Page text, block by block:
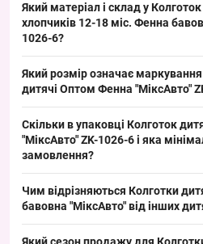
бавовна "МіксАвто" ZK-
це ходовий дитячий розмір 12–18
у весняно-осінній сезон, зручно
Який матеріал і склад у
хлопчиків 12-18 міс. Фенна
1026-6?
"МіксАвто"; це типовий для
стабільний попит у торгових
асортимент для оптових закупівель.
Який розмір означає
дитячі Оптом Фенна "МіксАвто"
підходить дітям близько 1–1,5
розмір закриває базовий попит у
асортименту.
Скільки в упаковці Колготок
"МіксАвто" ZK-1026-6 і яка
замовлення?
малюнках, асорті "МіксАвто";
поповнення асортименту оптових та
Чим відрізняються Колготки
бавовна "МіксАвто" від інших